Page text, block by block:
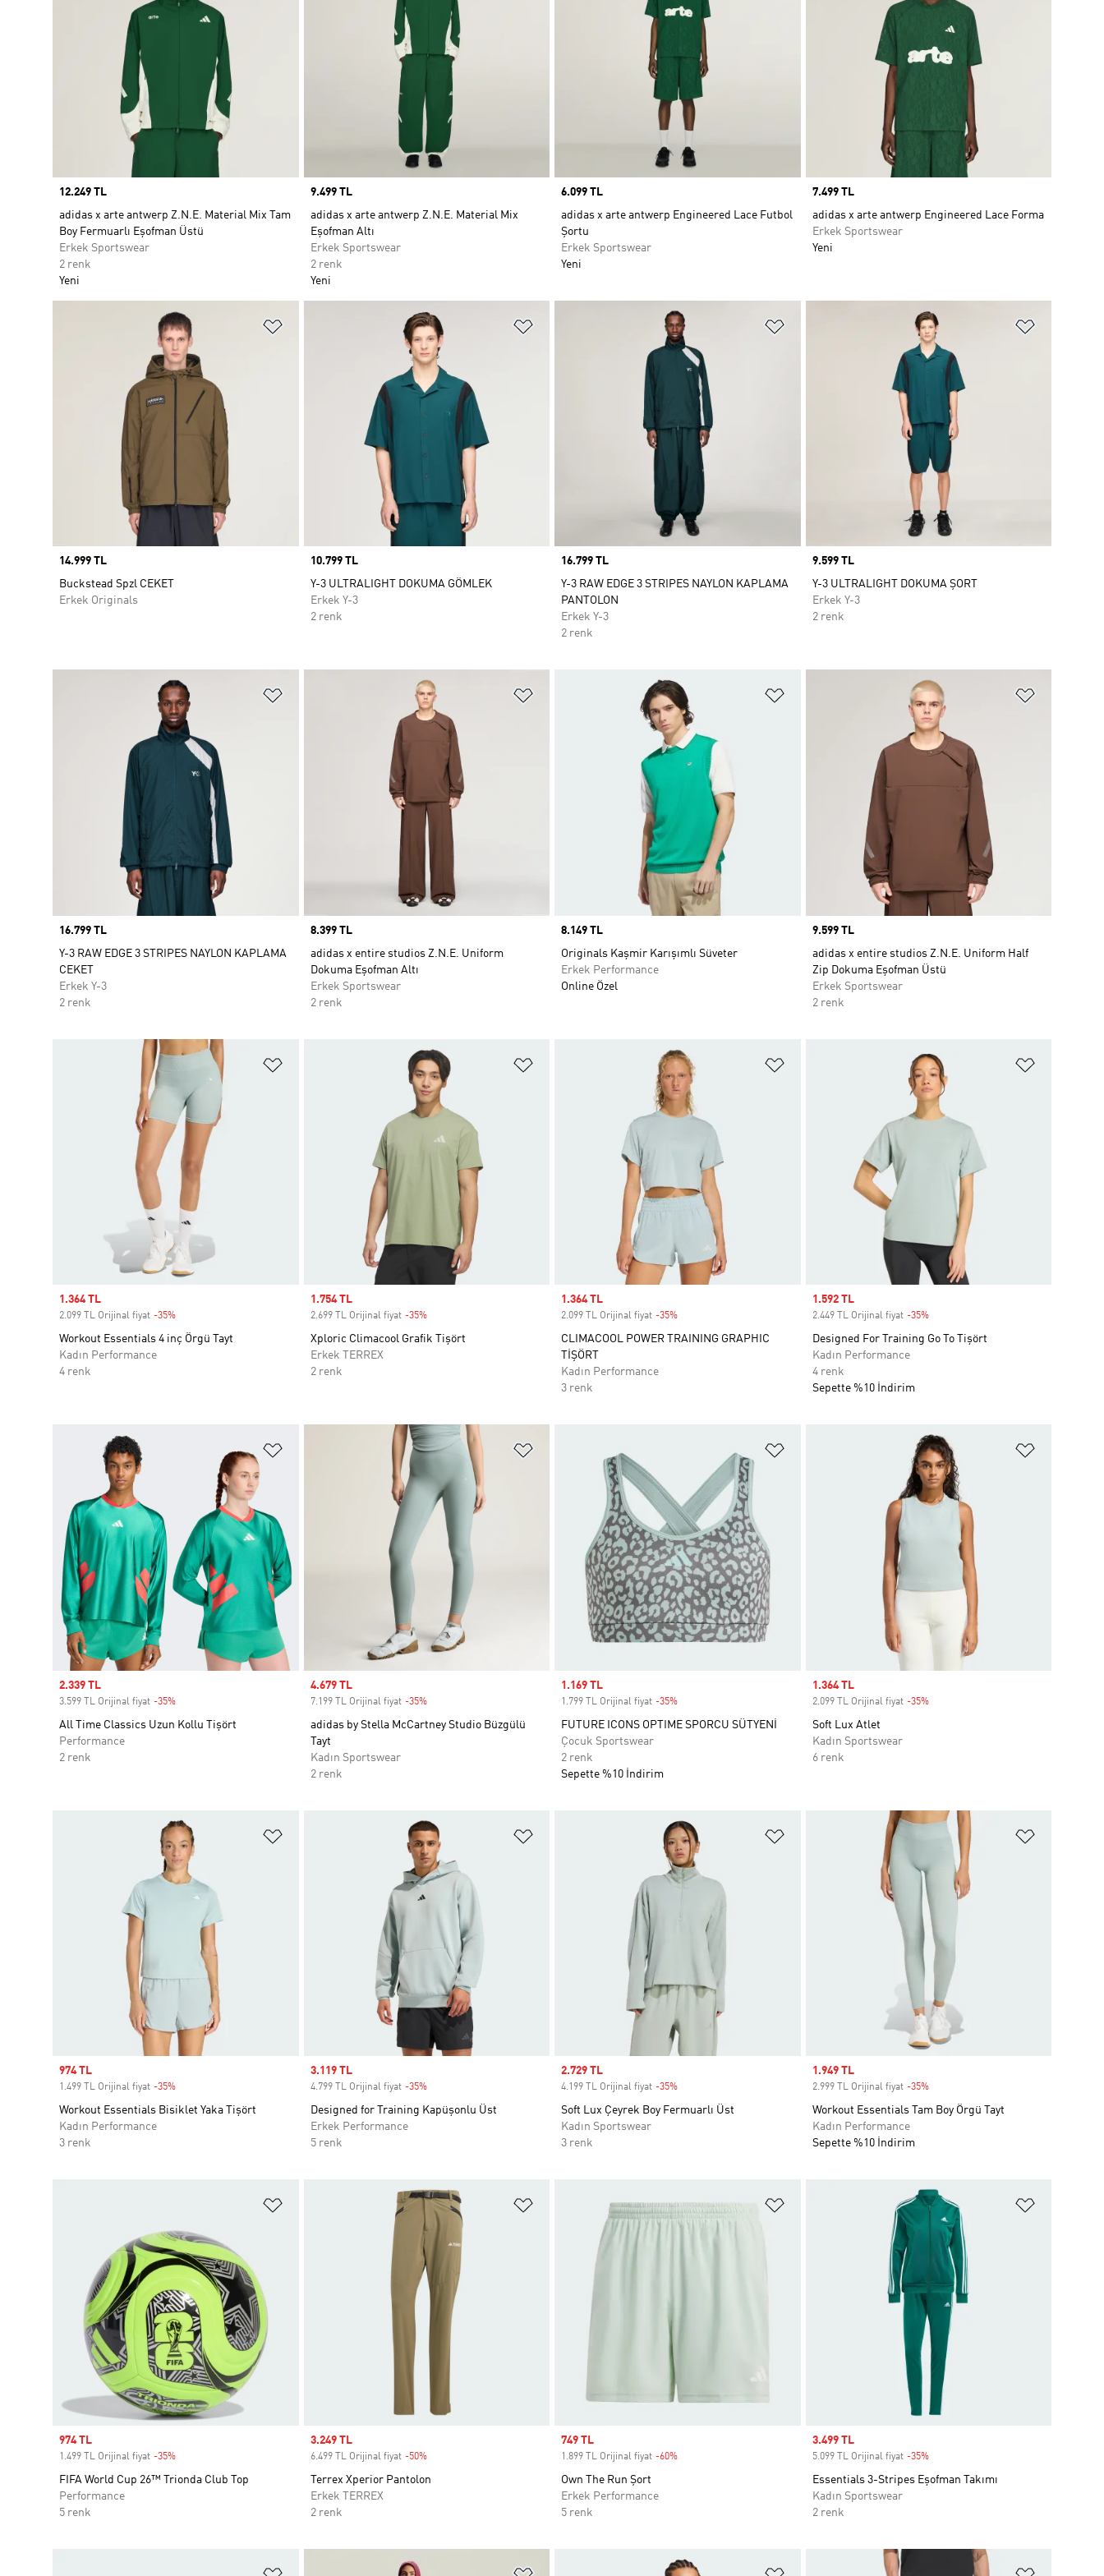
Price
12.249 TL
adidas x arte antwerp Z.N.E. Material Mix Tam
Boy Fermuarlı Eşofman Üstü
Erkek Sportswear
2 renk
Yeni
Price
9.499 TL
adidas x arte antwerp Z.N.E. Material Mix
Eşofman Altı
Erkek Sportswear
2 renk
Yeni
Price
6.099 TL
adidas x arte antwerp Engineered Lace Futbol
Şortu
Erkek Sportswear
Yeni
Price
7.499 TL
adidas x arte antwerp Engineered Lace Forma
Erkek Sportswear
Yeni
Favori Listesine Ekle
Price
14.999 TL
Buckstead Spzl CEKET
Erkek Originals
Price
10.799 TL
Y-3 ULTRALIGHT DOKUMA GÖMLEK
Erkek Y-3
2 renk
Price
16.799 TL
Y-3 RAW EDGE 3 STRIPES NAYLON KAPLAMA
PANTOLON
Erkek Y-3
2 renk
Price
9.599 TL
Y-3 ULTRALIGHT DOKUMA ŞORT
Erkek Y-3
2 renk
Price
16.799 TL
Y-3 RAW EDGE 3 STRIPES NAYLON KAPLAMA
CEKET
Erkek Y-3
2 renk
Favori Listesine Ekle
Price
8.399 TL
adidas x entire studios Z.N.E. Uniform
Dokuma Eşofman Altı
Erkek Sportswear
2 renk
Price
8.149 TL
Originals Kaşmir Karışımlı Süveter
Erkek Performance
Online Özel
Price
9.599 TL
adidas x entire studios Z.N.E. Uniform Half
Zip Dokuma Eşofman Üstü
Erkek Sportswear
2 renk
Sale price
1.364 TL
2.099 TL Orijinal fiyat -35%
Workout Essentials 4 inç Örgü Tayt
Kadın Performance
4 renk
Sale price
1.754 TL
2.699 TL Orijinal fiyat -35%Discount
Xploric Climacool Grafik Tişört
Erkek TERREX
2 renk
Sale price
1.364 TL
2.099 TL Orijinal fiyat -35%
CLIMACOOL POWER TRAINING GRAPHIC
TİŞÖRT
Kadın Performance
3 renk
Sale price
1.592 TL
2.449 TL Orijinal fiyat -35%Discount
Designed For Training Go To Tişört
Kadın Performance
4 renk
Sepette %10 İndirim
Favori Listesine Ekle
Sale price
2.339 TL
3.599 TL Orijinal fiyat -35%
All Time Classics Uzun Kollu Tişört
Performance
2 renk
Sale price
4.679 TL
7.199 TL Orijinal fiyat -35%Discount
adidas by Stella McCartney Studio Büzgülü
Tayt
Kadın Sportswear
2 renk
Sale price
1.169 TL
1.799 TL Orijinal fiyat -35%
FUTURE ICONS OPTIME SPORCU SÜTYENİ
Çocuk Sportswear
2 renk
Sepette %10 İndirim
Sale price
1.364 TL
2.099 TL Orijinal fiyat -35%Discount
Soft Lux Atlet
Kadın Sportswear
6 renk
Sale price
974 TL
1.499 TL Orijinal fiyat -35%
Workout Essentials Bisiklet Yaka Tişört
Kadın Performance
3 renk
Sale price
3.119 TL
4.799 TL Orijinal fiyat -35%Discount
Designed for Training Kapüşonlu Üst
Erkek Performance
5 renk
Favori Listesine Ekle
Sale price
2.729 TL
4.199 TL Orijinal fiyat -35%
Soft Lux Çeyrek Boy Fermuarlı Üst
Kadın Sportswear
3 renk
Sale price
1.949 TL
2.999 TL Orijinal fiyat -35%Discount
Workout Essentials Tam Boy Örgü Tayt
Kadın Performance
Sepette %10 İndirim
Favori Listesine Ekle
Sale price
974 TL
1.499 TL Orijinal fiyat -35%
FIFA World Cup 26™ Trionda Club Top
Performance
5 renk
Favori Listesine Ekle
Sale price
3.249 TL
6.499 TL Orijinal fiyat -50%Discount
Terrex Xperior Pantolon
Erkek TERREX
2 renk
Favori Listesine Ekle
Sale price
749 TL
1.899 TL Orijinal fiyat -60%
Own The Run Şort
Erkek Performance
5 renk
Sale price
3.499 TL
5.099 TL Orijinal fiyat -35%Discount
Essentials 3-Stripes Eşofman Takımı
Kadın Sportswear
2 renk
Favori Listesine Ekle Favori Listesine Ekle